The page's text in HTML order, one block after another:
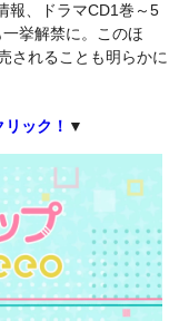
報、ドラマCD1巻～5
挙解禁に。このほ
されることも明らかに
ック！ ▼